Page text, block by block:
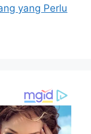
yang Perlu